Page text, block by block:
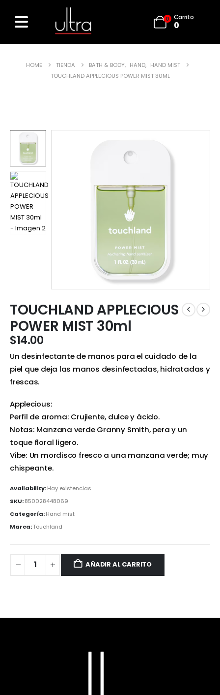
0 Carrito
0
HOME TIENDA BATH & BODY, HAND, HAND MIST
TOUCHLAND APPLECIOUS POWER MIST 30ML
TOUCHLAND APPLECIOUS
POWER MIST 30ml
$14.00
Un desinfectante de manos para el cuidado de la
piel que deja las manos desinfectadas, hidratadas y
frescas.
Applecious:
Perfil de aroma: Crujiente, dulce y ácido.
Notas: Manzana verde Granny Smith, pera y un
toque floral ligero.
Vibe: Un mordisco fresco a una manzana verde; muy
chispeante.
Availability:Hay existencias
SKU:850028448069
Categoría:Hand mist
Marca:Touchland
AÑADIR AL CARRITO